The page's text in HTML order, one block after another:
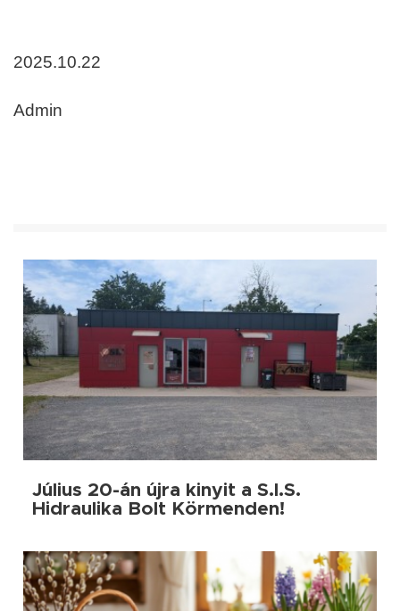
2025.10.22
Admin
Július 20-án újra kinyit a S.I.S.
Hidraulika Bolt Körmenden!